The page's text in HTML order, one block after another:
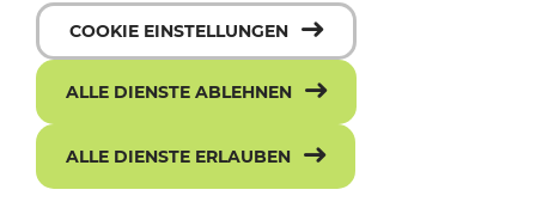
COOKIE EINSTELLUNGEN
ALLE DIENSTE ABLEHNEN
ALLE DIENSTE ERLAUBEN